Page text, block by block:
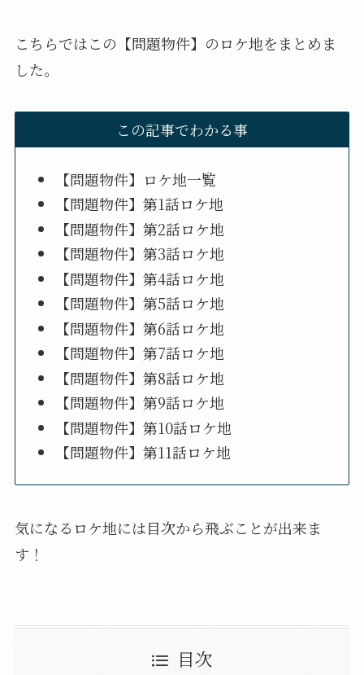
こちらではこの【問題物件】のロケ地をまとめま
した。
この記事でわかる事
【問題物件】ロケ地一覧
【問題物件】第1話ロケ地
【問題物件】第2話ロケ地
【問題物件】第3話ロケ地
【問題物件】第4話ロケ地
【問題物件】第5話ロケ地
【問題物件】第6話ロケ地
【問題物件】第7話ロケ地
【問題物件】第8話ロケ地
【問題物件】第9話ロケ地
【問題物件】第10話ロケ地
【問題物件】第11話ロケ地
気になるロケ地には目次から飛ぶことが出来ま
す！
目次